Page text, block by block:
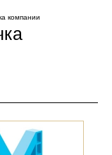
компании